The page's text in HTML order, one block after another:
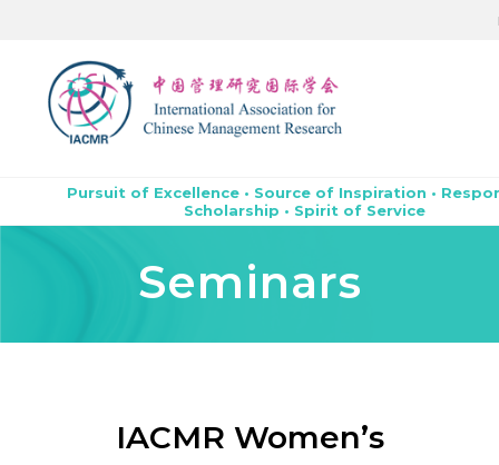
Pursuit of Excellence • Source of Inspiration •
Scholarship • Spirit of Service
Seminars
IACMR Women’s